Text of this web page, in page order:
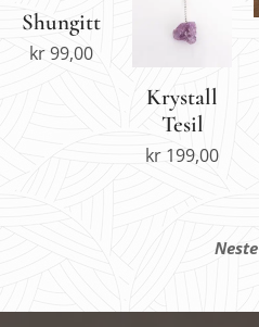
Shungitt
kr99,00
Krystall
Tesil
kr 199,00
Neste